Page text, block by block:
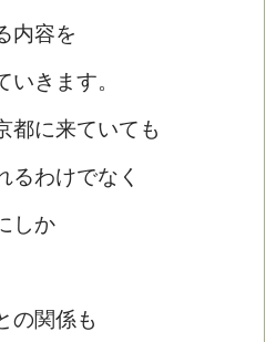
内容を
いきます。
都に来ていても
るわけでなく
しか
の関係も